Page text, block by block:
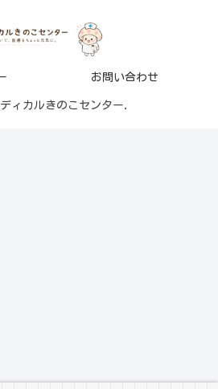
お問い合わせ
ィカルきのこセンター.